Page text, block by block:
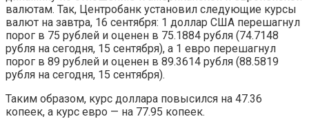
валютам. Так, Центробанк установил следующие курсы
валют на завтра, 16 сентября: 1 доллар США перешагнул
порог в 75 рублей и оценен в 75.1884 рубля (74.7148
рубля на сегодня, 15 сентября), а 1 евро перешагнул
порог в 89 рублей и оценен в 89.3614 рубля (88.5819
рубля на сегодня, 15 сентября).
Таким образом, курс доллара повысился на 47.36
копеек, а курс евро — на 77.95 копеек.